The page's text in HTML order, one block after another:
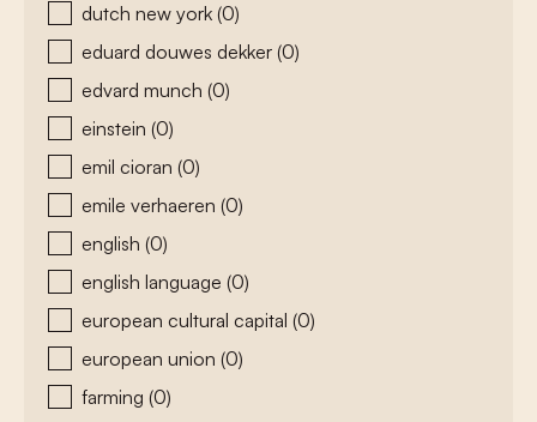
dutch new york (0)
eduard douwes dekker (0)
edvard munch (0)
einstein (0)
emil cioran (0)
emile verhaeren (0)
english (0)
english language (0)
european cultural capital (0)
european union (0)
farming (0)